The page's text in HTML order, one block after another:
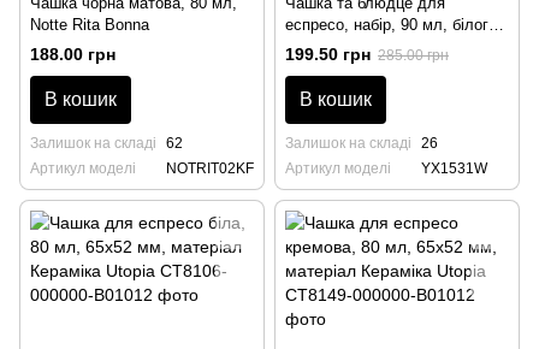
Notte Rita Bonna
188.00 грн
В кошик
Залишок на складі
62
Артикул моделі
NOTRIT02KF
еспресо, набір, 90 мл, білого
кольору
199.50 грн 285.00 грн
В кошик
Залишок на складі
26
Артикул моделі
YX1531W